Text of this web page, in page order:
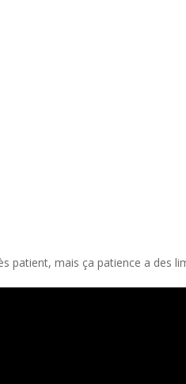
patient, mais ça patience a des